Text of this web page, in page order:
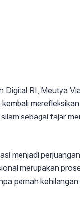
Digital RI, Meutya
sebagai fajar
menjadi
merupakan
pernah kehilangan